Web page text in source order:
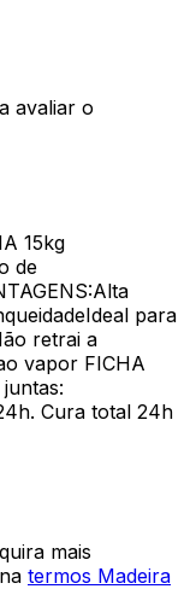
avaliar o
15kg
de
para
retrai a
vapor FICHA
Cura total 24h
mais
termos Madeira